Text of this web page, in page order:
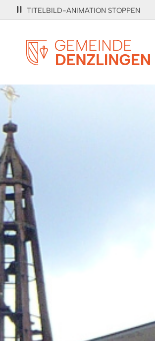
TITELBILD-ANIMATION STOPPEN